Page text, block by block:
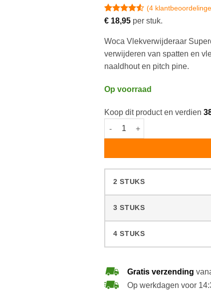
Gewaardeerd
op 5
op
4
klantbeoordelingen
(4
€18,95per stuk.
Woca Vlekverwijderaar
verwijderen van spatten en
naaldhout en pitch pine.
Op voorraad
Koop dit product en verdien
Woca Vlekverwijderaar
2 STUKS
3 STUKS
4 STUKS
Gratis verzending
Op werkdagen voor